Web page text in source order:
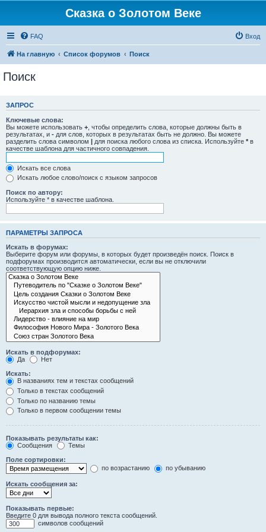
Сказка о Золотом Веке
FAQ Вход
На главную Список форумов Поиск
Поиск
ЗАПРОС
Ключевые слова:
Вы можете использовать + , чтобы определить слова, которые должны быть в
результатах, и - для слов, которых в результатах быть не должно. Вы можете
разделить слова символом | для поиска любого слова из списка. Используйте * в
качестве шаблона для частичного совпадения.
Искать все слова
Искать любое слово/поиск с языком запросов
Поиск по автору:
Используйте * в качестве шаблона.
ПАРАМЕТРЫ ЗАПРОСА
Искать в форумах:
Выберите форум или форумы, в которых будет произведён поиск. Поиск в
подфорумах производится автоматически, если вы не отключили
соответствующую опцию ниже.
Искать в подфорумах:
Да
Нет
Искать:
В названиях тем и текстах сообщений
Только в текстах сообщений
Только по названию темы
Только в первом сообщении темы
Показывать результаты как:
Сообщения
Темы
Поле сортировки:
по возрастанию
по убыванию
Искать сообщения за:
Показывать первые:
Введите 0 для вывода полного текста сообщений.
символов сообщений